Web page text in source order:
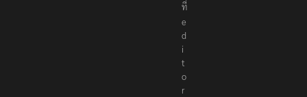
ที่
e
d
i
t
o
r